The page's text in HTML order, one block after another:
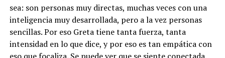
sea: son personas muy directas, muchas veces con una
inteligencia muy desarrollada, pero a la vez personas
sencillas. Por eso Greta tiene tanta fuerza, tanta
intensidad en lo que dice, y por eso es tan empática con